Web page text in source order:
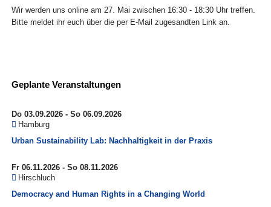
Wir werden uns online am 27. Mai zwischen 16:30 - 18:30 Uhr treffen.
Bitte meldet ihr euch über die per E-Mail zugesandten Link an.
Geplante Veranstaltungen
Do 03.09.2026 - So 06.09.2026
Hamburg
Urban Sustainability Lab: Nachhaltigkeit in der Praxis
Fr 06.11.2026 - So 08.11.2026
Hirschluch
Democracy and Human Rights in a Changing World